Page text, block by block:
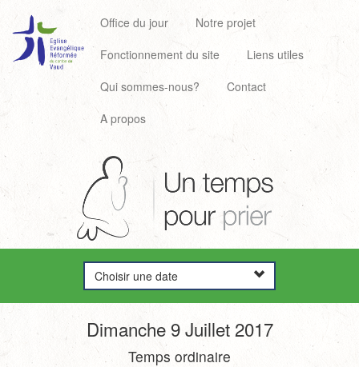
Office du jour
Notre projet
Fonctionnement du site
Liens utiles
Qui sommes-nous?
Contact
A propos
Choisir une date
Dimanche 9 Juillet 2017
Temps ordinaire